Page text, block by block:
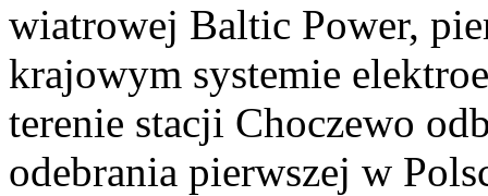
wiatrowej Baltic Power,
krajowym systemie
terenie stacji Choczewo
odebrania pierwszej w